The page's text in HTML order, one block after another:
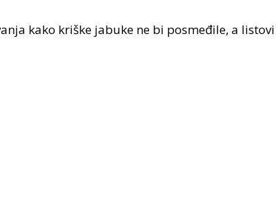
kako kriške jabuke ne bi posmeđile, a listovi